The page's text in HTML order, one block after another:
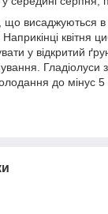
що висаджуються
Наприкінці квітня
у відкритий
Гладіолуси
до мінус 5